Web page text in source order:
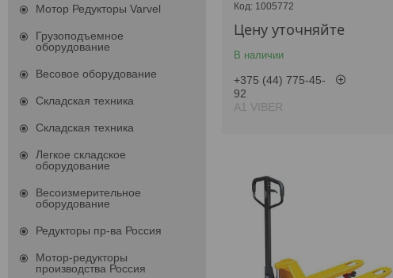
1005772
Цену уточняйте
В наличии
+375 (44) 775-45-
92
А1 VIBER
Мотор Редукторы Varvel
Грузоподъемное
оборудование
Весовое оборудование
Складская техника
Складская техника
Легкое складское
оборудование
Весоизмерительное
оборудование
Редукторы пр-ва Россия
Мотор-редукторы
производства Россия